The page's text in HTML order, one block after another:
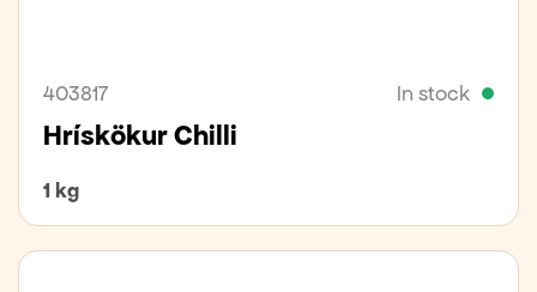
403817 In stock
Hrískökur Chilli
1 kg